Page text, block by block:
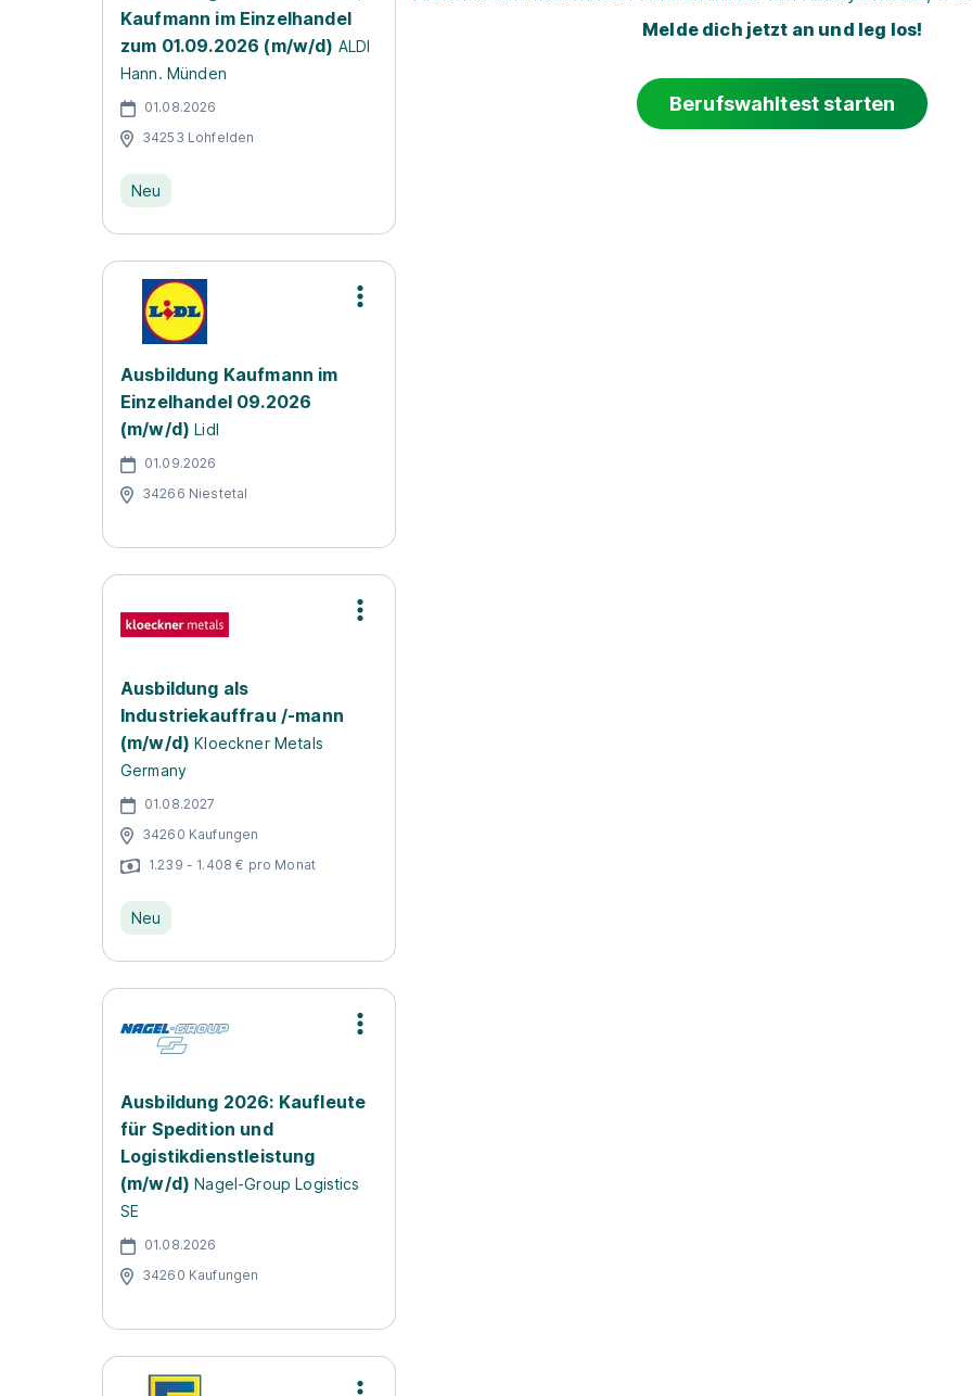
Kaufmann im Einzelhandel
zum 01.09.2026 (m/w/d) ALDI
Hann. Münden
01.08.2026
34253 Lohfelden
Neu
Ausbildung Kaufmann im
Einzelhandel 09.2026
(m/w/d) Lidl
01.09.2026
34266 Niestetal
Ausbildung als
Industriekauffrau /-mann
(m/w/d) Kloeckner Metals
Germany
01.08.2027
34260 Kaufungen
1.239 - 1.408 € pro Monat
Neu
Ausbildung 2026: Kaufleute
für Spedition und
Logistikdienstleistung
(m/w/d) Nagel-Group Logistics
SE
01.08.2026
34260 Kaufungen
Melde dich jetzt an und leg los!
Berufswahltest starten